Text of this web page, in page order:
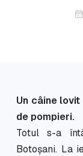
Un câine
de pompieri.
Totul s-a
Botoșani. La